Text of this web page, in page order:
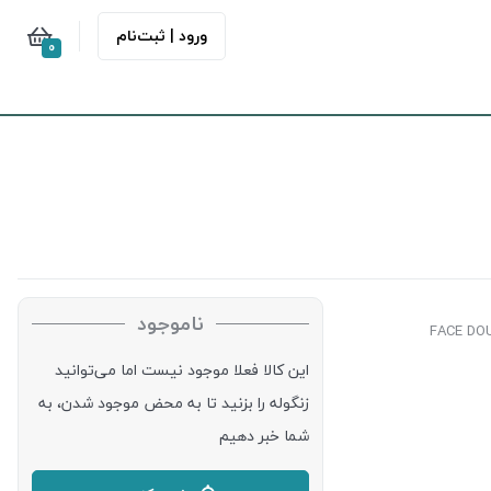
ورود | ثبت‌نام 0
ناموجود
این کالا فعلا موجود نیست اما می‌توانید
زنگوله را بزنید تا به محض موجود شدن، به
شما خبر دهیم